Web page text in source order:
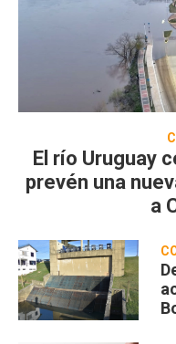
El río Uruguay
prevén una
a